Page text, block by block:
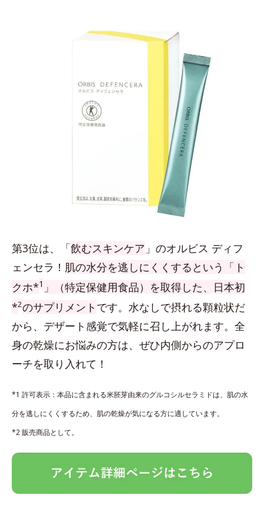
第3位は、「飲むスキンケア 」のオルビス ディフ
ェンセラ！ 肌の水分を逃しにくくするという「ト
クホ*1 」（特定保健用食品）を取得した、日本初
*2のサプリメント です。水なしで摂れる顆粒状だ
から、デザート感覚で気軽に召し上がれます。全
身の乾燥にお悩みの方は、ぜひ内側からのアプロ
ーチを取り入れて！
*1 許可表示：本品に含まれる米胚芽由来のグルコシルセラミドは、肌の水
分を逃しにくくするため、肌の乾燥が気になる方に適しています。
*2 販売商品として。